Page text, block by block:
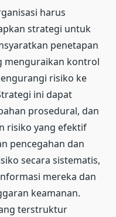
harus
strategi untuk
penetapan
menguraikan kontrol
risiko ke
ini dapat
prosedural, dan
risiko yang efektif
pencegahan dan
secara sistematis,
mereka dan
keamanan.
terstruktur